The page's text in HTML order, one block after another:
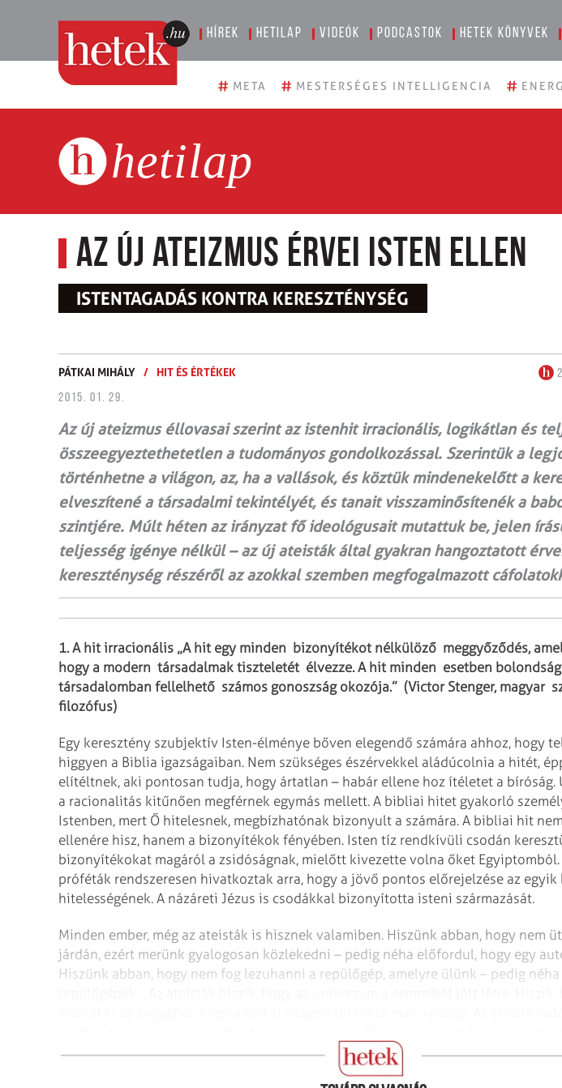
Hírek Hetilap Videók Podcastok Hetek könyvek
# META # MESTERSÉGES INTELLIGENCIA #
hetilap
Az új ateizmus érvei Isten ellen
ISTENTAGADÁS KONTRA KERESZTÉNYSÉG
PÁTKAI MIHÁLY / HIT ÉS ÉRTÉKEK
2015. 01. 29.
Az új ateizmus éllovasai szerint az istenhit irracionális, logikátlan és
összeegyeztethetetlen a tudományos gondolkozással. Szerintük a
történhetne a világon, az, ha a vallások, és köztük mindenekelőtt a
elveszítené a társadalmi tekintélyét, és tanait visszaminősítenék a
szintjére. Múlt héten az irányzat fő ideológusait mutattuk be, jelen
teljesség igénye nélkül – az új ateisták által gyakran hangoztatott
kereszténység részéről az azokkal szemben megfogalmazott
1.A hit irracionális „A hit egy minden bizonyítékot nélkülöző meggyőződés,
hogy a modern társadalmak tiszteletét élvezze. A hit minden esetben
társadalomban fellelhető számos gonoszság okozója.” (Victor Stenger, magyar
filozófus)
Egy keresztény szubjektív Isten-élménye bőven elegendő számára ahhoz, hogy
higgyen a Biblia igazságaiban. Nem szükséges észérvekkel aládúcolnia a hitét,
elítéltnek, aki pontosan tudja, hogy ártatlan – habár ellene hoz ítéletet a bíróság.
a racionalitás kitűnően megférnek egymás mellett. A bibliai hitet gyakorló
Istenben, mert Ő hitelesnek, megbízhatónak bizonyult a számára. A bibliai hit
ellenére hisz, hanem a bizonyítékok fényében. Isten tíz rendkívüli csodán
bizonyítékokat magáról a zsidóságnak, mielőtt kivezette volna őket Egyiptomból.
próféták rendszeresen hivatkoztak arra, hogy a jövő pontos előrejelzése az
hitelességének. A názáreti Jézus is csodákkal bizonyította isteni származását.
Minden ember, még az ateisták is hisznek valamiben. Hiszünk abban, hogy nem
járdán, ezért merünk gyalogosan közlekedni – pedig néha előfordul, hogy egy
Hiszünk abban, hogy nem fog lezuhanni a repülőgép, amelyre ülünk – pedig
hit tárgyát képező állítások.